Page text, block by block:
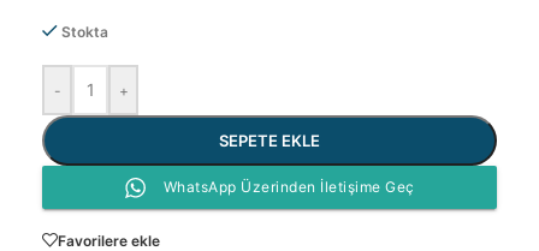
Stokta
- +
SEPETE EKLE
WhatsApp Üzerinden İletişime Geç
Favorilere ekle